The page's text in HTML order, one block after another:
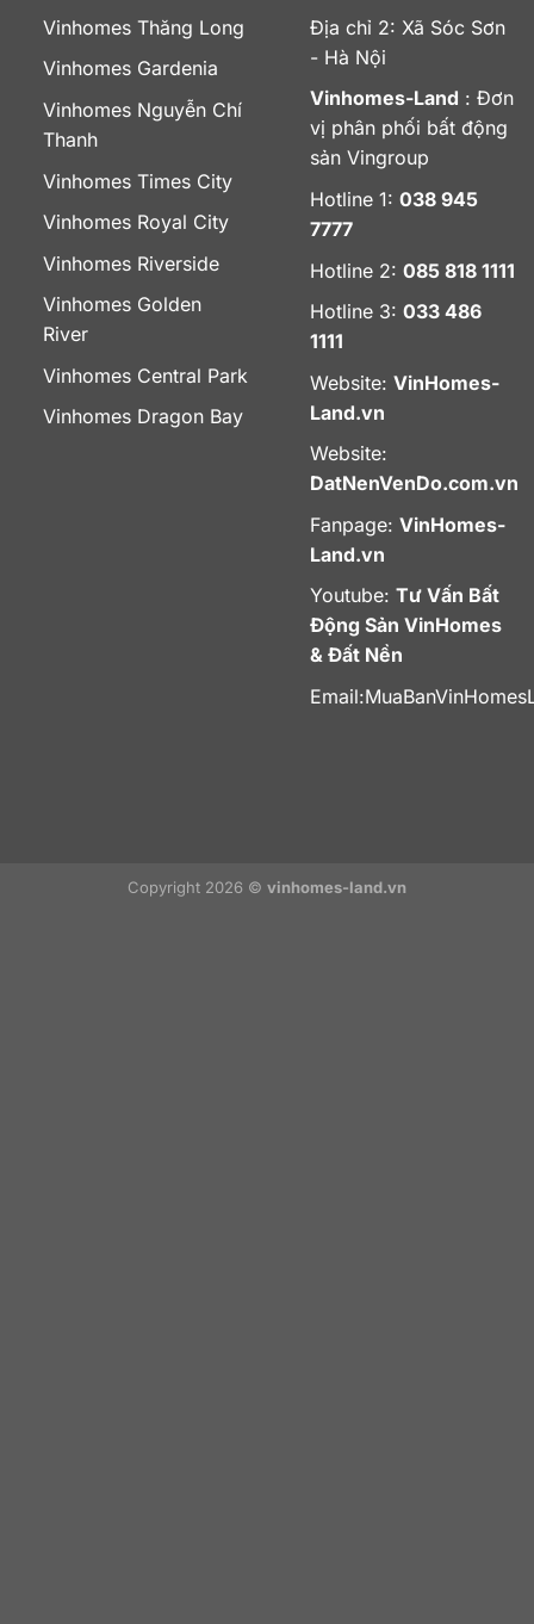
Vinhomes Thăng Long
Vinhomes Gardenia
Vinhomes Nguyễn Chí
Thanh
Vinhomes Times City
Vinhomes Royal City
Vinhomes Riverside
Vinhomes Golden
River
Vinhomes Central Park
Vinhomes Dragon Bay
Địa chỉ 2: Xã Sóc Sơn
- Hà Nội
Vinhomes-Land : Đơn
vị phân phối bất động
sản Vingroup
Hotline 1: 038 945
7777
Hotline 2: 085 818 1111
Hotline 3: 033 486
1111
Website: VinHomes-
Land.vn
Website:
DatNenVenDo.com.vn
Fanpage: VinHomes-
Land.vn
Youtube: Tư Vấn Bất
Động Sản VinHomes
& Đất Nền
Email:
Copyright 2026 © vinhomes-land.vn